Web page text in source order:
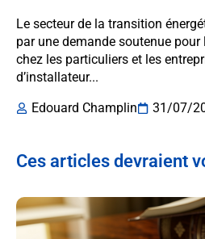
Le secteur de la transition
par une demande soutenue
chez les particuliers et les
d’installateur...
Edouard Champlin
31/07/
Ces articles devraient